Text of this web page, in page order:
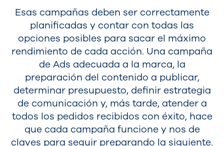
Esas campañas deben ser correctamente
planificadas y contar con todas las
opciones posibles para sacar el máximo
rendimiento de cada acción. Una campaña
de Ads adecuada a la marca, la
preparación del contenido a publicar,
determinar presupuesto, definir estrategia
de comunicación y, más tarde, atender a
todos los pedidos recibidos con éxito, hace
que cada campaña funcione y nos de
claves para seguir preparando la siguiente.